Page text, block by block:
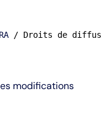
/ Droits de
modifications